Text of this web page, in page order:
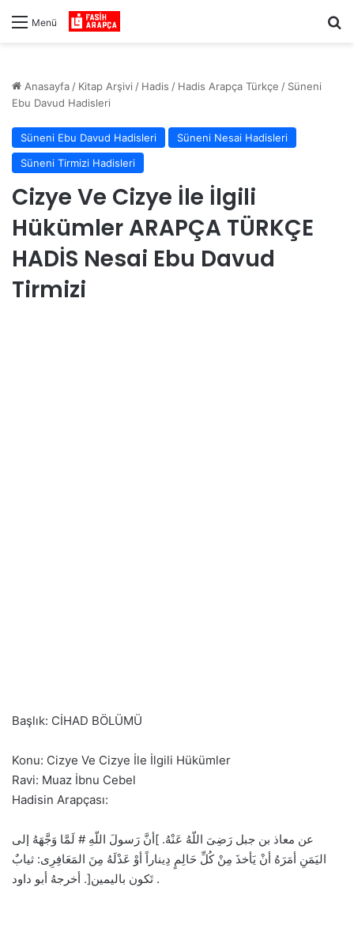
Menü
Anasayfa / Kitap Arşivi / Hadis / Hadis Arapça Türkçe / Süneni
Ebu Davud Hadisleri
Süneni Ebu Davud Hadisleri
Süneni Nesai Hadisleri
Süneni Tirmizi Hadisleri
Cizye Ve Cizye İle İlgili
Hükümler ARAPÇA TÜRKÇE
HADİS Nesai Ebu Davud
Tirmizi
Başlık: CİHAD BÖLÜMÜ
Konu: Cizye Ve Cizye İle İlgili Hükümler
Ravi: Muaz İbnu Cebel
Hadisin Arapçası:
عن معاذ بن جبل رَضِىَ اللّهُ عَنْهُ. ]أنَّ رَسولَ اللّهِ # لَمَّا وَجَّهَهُ إلى
اليَمَنِ أمَرَهُ أنْ يَأخذَ مِنْ كُلِّ حَالِمٍ دِيناراً أوْ عَدْلَهُ مِنَ المَعَافِرِى: ثيابٌ
تَكون باليمين[. أخرجهُ أبو داود .